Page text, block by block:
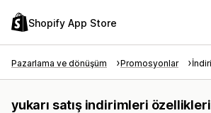
Shopify App Store
Pazarlama ve dönüşüm Promosyonlar
yukarı satış indirimleri